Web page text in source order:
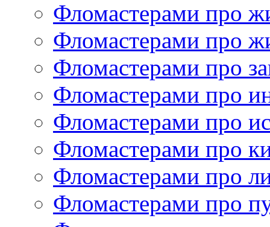
Фломастерами про
Фломастерами про
Фломастерами про
Фломастерами про
Фломастерами про
Фломастерами про
Фломастерами про
Фломастерами про